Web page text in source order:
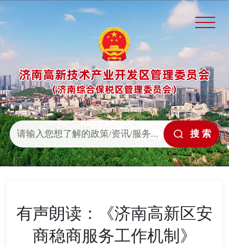
有声朗读：《济南高新区安
商稳商服务工作机制》